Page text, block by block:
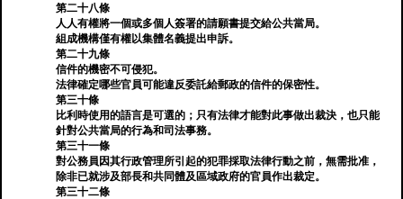
第二十八條
人人有權將一個或多個人簽署的請願書提交給公共當局。
組成機構僅有權以集體名義提出申訴。
第二十九條
信件的機密不可侵犯。
法律確定哪些官員可能違反委託給郵政的信件的保密性。
第三十條
比利時使用的語言是可選的；只有法律才能對此事做出裁決，也只能
針對公共當局的行為和司法事務。
第三十一條
對公務員因其行政管理所引起的犯罪採取法律行動之前，無需批准，
除非已就涉及部長和共同體及區域政府的官員作出裁定。
第三十二條